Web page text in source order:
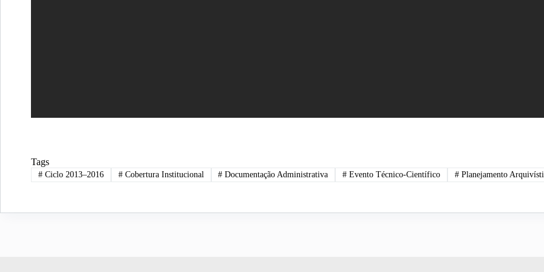
Tags
#Ciclo 2013–2016 #Cobertura Institucional # Documentação Administrativa # Evento Técnico-Científico # Planejamento